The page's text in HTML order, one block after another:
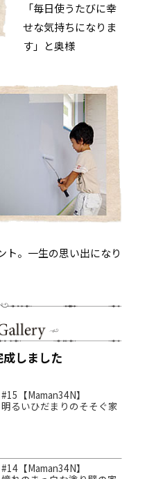
「毎日使うたびに幸
せな気持ちになりま
す」と奥様
ト。一生の思い出になり
しました
#15【Maman34N】
明るいひだまりのそそぐ家
#14【Maman34N】